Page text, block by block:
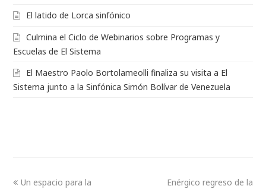
El latido de Lorca sinfónico
Culmina el Ciclo de Webinarios sobre Programas y
Escuelas de El Sistema
El Maestro Paolo Bortolameolli finaliza su visita a El
Sistema junto a la Sinfónica Simón Bolívar de Venezuela
Un espacio para la
Enérgico regreso de la